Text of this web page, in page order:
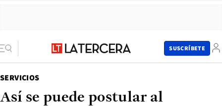
SUSCRÍBETE
SERVICIOS
Así se puede postular al